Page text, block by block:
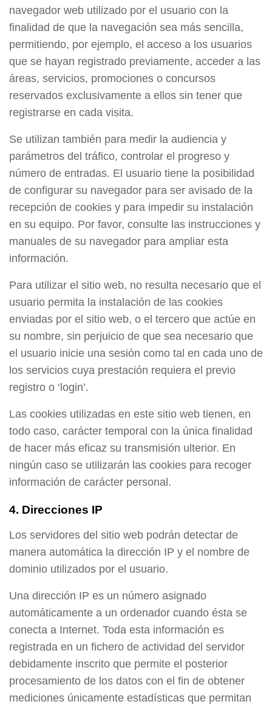
navegador web utilizado por el usuario con la
finalidad de que la navegación sea más sencilla,
permitiendo, por ejemplo, el acceso a los usuarios
que se hayan registrado previamente, acceder a las
áreas, servicios, promociones o concursos
reservados exclusivamente a ellos sin tener que
registrarse en cada visita.
Se utilizan también para medir la audiencia y
parámetros del tráfico, controlar el progreso y
número de entradas. El usuario tiene la posibilidad
de configurar su navegador para ser avisado de la
recepción de cookies y para impedir su instalación
en su equipo. Por favor, consulte las instrucciones y
manuales de su navegador para ampliar esta
información.
Para utilizar el sitio web, no resulta necesario que el
usuario permita la instalación de las cookies
enviadas por el sitio web, o el tercero que actúe en
su nombre, sin perjuicio de que sea necesario que
el usuario inicie una sesión como tal en cada uno de
los servicios cuya prestación requiera el previo
registro o ‘login’.
Las cookies utilizadas en este sitio web tienen, en
todo caso, carácter temporal con la única finalidad
de hacer más eficaz su transmisión ulterior. En
ningún caso se utilizarán las cookies para recoger
información de carácter personal.
4. Direcciones IP
Los servidores del sitio web podrán detectar de
manera automática la dirección IP y el nombre de
dominio utilizados por el usuario.
Una dirección IP es un número asignado
automáticamente a un ordenador cuando ésta se
conecta a Internet. Toda esta información es
registrada en un fichero de actividad del servidor
debidamente inscrito que permite el posterior
procesamiento de los datos con el fin de obtener
mediciones únicamente estadísticas que permitan